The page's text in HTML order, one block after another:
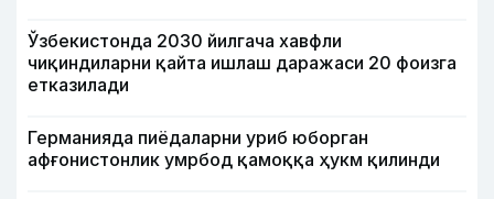
Ўзбекистонда 2030 йилгача хавфли
чиқиндиларни қайта ишлаш даражаси 20 фоизга
етказилади
Германияда пиёдаларни уриб юборган
афғонистонлик умрбод қамоққа ҳукм қилинди